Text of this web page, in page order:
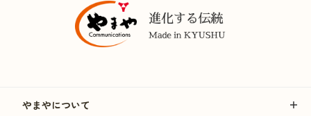
やまやについて